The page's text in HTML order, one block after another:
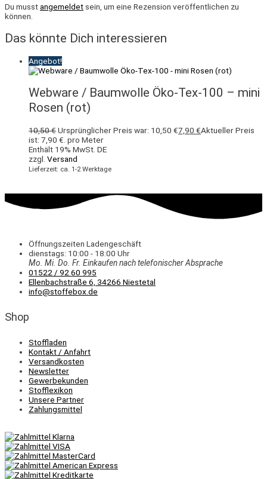
Du musstangemeldet sein, um eine Rezension veröffentlichen zu
können.
Das könnte Dich interessieren
Angebot!
Webware / Baumwolle Öko-Tex-100 – mini
Rosen (rot)
10,50€Ursprünglicher Preis war: 10,50 €7,90 €Aktueller Preis
ist: 7,90 €. pro Meter
Enthält 19% MwSt. DE
zzgl. Versand
Lieferzeit: ca. 1-2 Werktage
Öffnungszeiten Ladengeschäft
dienstags: 10:00 - 18:00 Uhr
Mo. Mi. Do. Fr. Einkaufennach telefonischer Absprache
01522 / 92 60 995
Ellenbachstraße 6, 34266 Niestetal
info@stoffebox.de
Shop
Stoffladen
Kontakt / Anfahrt
Versandkosten
Newsletter
Gewerbekunden
Stofflexikon
Unsere Partner
Zahlungsmittel